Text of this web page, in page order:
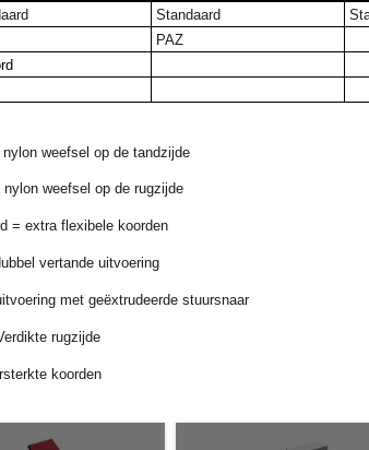
Standaard
PAZ
weefsel op de tandzijde
nylon weefsel op de rugzijde
= extra flexibele koorden
vertande uitvoering
met geëxtrudeerde stuursnaar
rugzijde
koorden